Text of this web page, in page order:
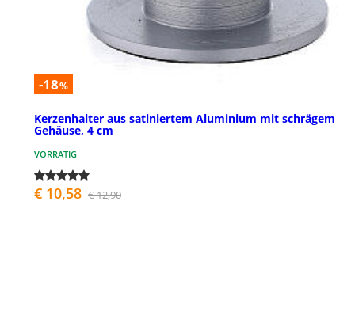
-18%
Kerzenhalter aus satiniertem Aluminium mit schrägem
Gehäuse, 4 cm
VORRÄTIG
€ 10,58 € 12,90